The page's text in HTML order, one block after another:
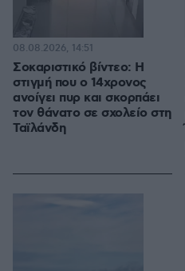
Σοκαριστικό βίντεο: Η
στιγμή που ο 14χρονος
ανοίγει πυρ και σκορπάει
τον θάνατο σε σχολείο στη
Ταϊλάνδη
08.08.2026, 14:51